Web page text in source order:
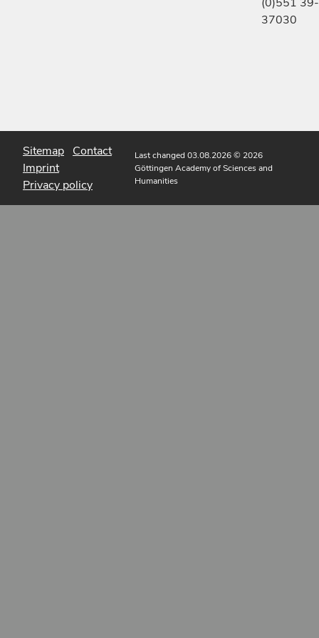
37030
Sitemap Contact
Imprint
Privacy policy
Last changed 03.08.2026© 2026
Göttingen Academy of Sciences and
Humanities